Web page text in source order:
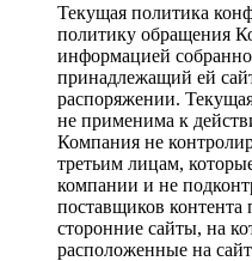
Текущая политика
политику обращения
информацией
принадлежащий ей
распоряжении.
не применима к
Компания не
третьим лицам,
компании и не
поставщиков
сторонние сайты, на
расположенные на